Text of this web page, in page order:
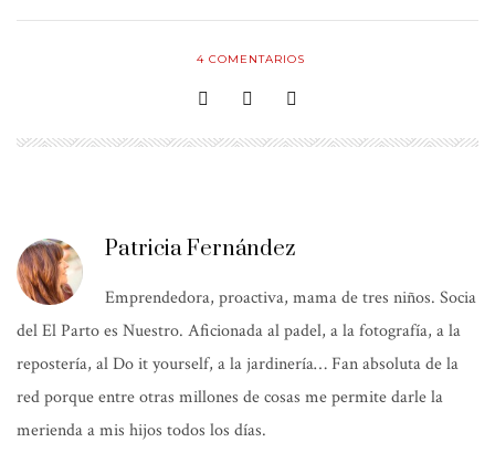
4COMENTARIOS
Patricia Fernández
Emprendedora, proactiva, mama de tres niños. Socia
del El Parto es Nuestro. Aficionada al padel, a la fotografía, a la
repostería, al Do it yourself, a la jardinería… Fan absoluta de la
red porque entre otras millones de cosas me permite darle la
merienda a mis hijos todos los días.